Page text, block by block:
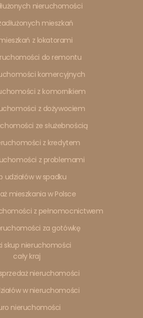
nieruchomości
mieszkań
z lokatorami
do remontu
komercyjnych
z komornikiem
z dożywociem
ze służebnością
z kredytem
z problemami
udziałów w spadku
mieszkania w Polsce
z pełnomocnictwem
za gotówkę
skup nieruchomości
cały kraj
nieruchomości
w nieruchomości
nieruchomości